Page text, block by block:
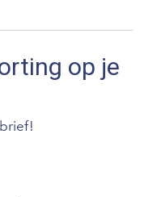
op je